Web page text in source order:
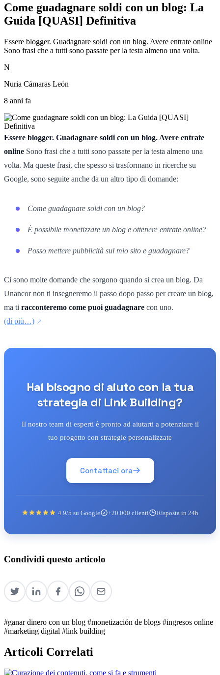
Come guadagnare soldi con un blog: La
Guida [QUASI] Definitiva
Essere blogger. Guadagnare soldi con un blog. Avere entrate online
Sono frasi che a tutti sono passate per la testa almeno una volta.
N
Nuria Cámaras León
8 anni fa
Essere blogger. Guadagnare soldi con un blog. Avere entrate
online Sono frasi che a tutti sono passate per la testa almeno una
volta. Ma queste frasi, che spesso si trasformano in ricerche su
Google, sono seguite anche da un altro tipo di domande:
Come guadagnare soldi con un blog?
È possibile monetizzare un blog e ottenere entrate online?
Posso mettere pubblicità sul mio sito e guadagnare?
Ci sono molte domande che sorgono quando si crea un blog. Da
Unancor non ti insegneremo il passo dopo passo per creare un blog,
ma ti racconteremo come puoi guadagnare con uno.
(di più…)
Hai bisogno di aiuto con la tua
strategia di Link Building?
Il nostro team di esperti è pronto ad aiutarti a potenziare il
tuo progetto con strategie personalizzate
Contattaci ora
4.9/5 su Google +20.000 clienti Risposta in 24h
Condividi questo articolo
#ganar dinero con un blog #monetización de blogs #ingresos online
#marketing digital #link building
Articoli Correlati